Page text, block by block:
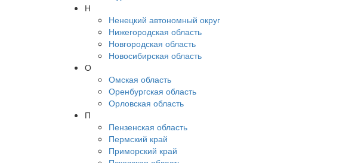
Н
Ненецкий автономный округ
Нижегородская область
Новгородская область
Новосибирская область
О
Омская область
Оренбургская область
Орловская область
П
Пензенская область
Пермский край
Приморский край